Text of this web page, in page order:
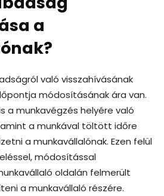
a
való visszahívásának
módosításának ára van.
a munkavégzés helyére való
a munkával töltött időre
a munkavállalónak. Ezen felül
módosítással
oldalán felmerült
a munkavállaló részére.